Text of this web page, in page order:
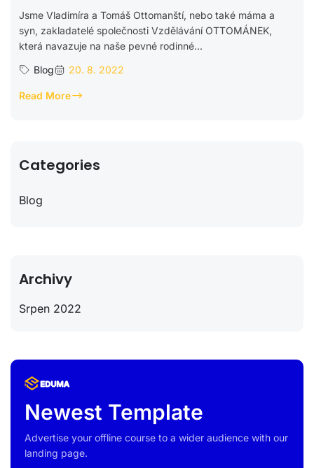
Jsme Vladimíra a Tomáš Ottomanští, nebo také máma a
syn, zakladatelé společnosti Vzdělávání OTTOMÁNEK,
která navazuje na naše pevné rodinné...
Blog
20. 8. 2022
Read More
Categories
Blog
Archivy
Srpen 2022
Newest Template
Advertise your offline course to a wider audience with our
landing page.